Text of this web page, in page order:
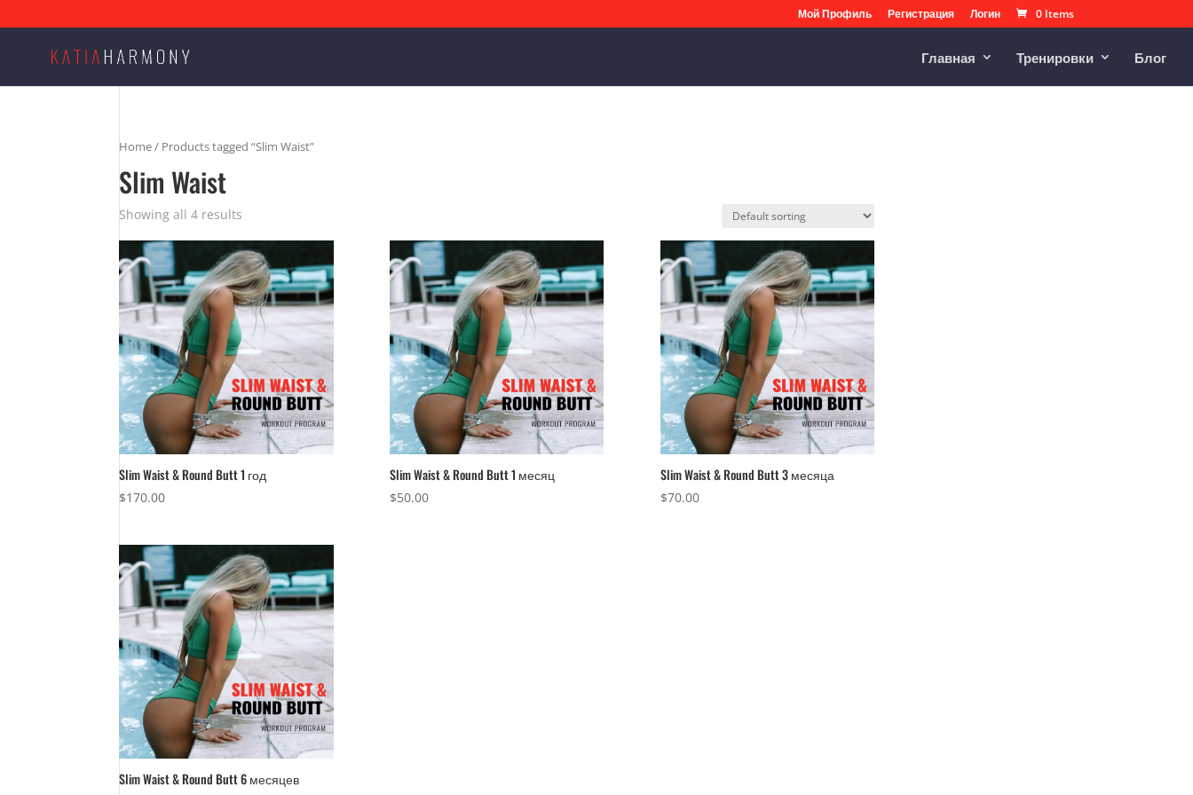
Мой Профиль Регистрация Логин 0 Items
Главная Тренировки Блог
Home/ Products tagged “Slim Waist”
Slim Waist
Showing all 4 results
Slim Waist & Round Butt 1 год
$170.00
Slim Waist & Round Butt 1 месяц
$50.00
Slim Waist & Round Butt 3 месяца
$70.00
Slim Waist & Round Butt 6 месяцев